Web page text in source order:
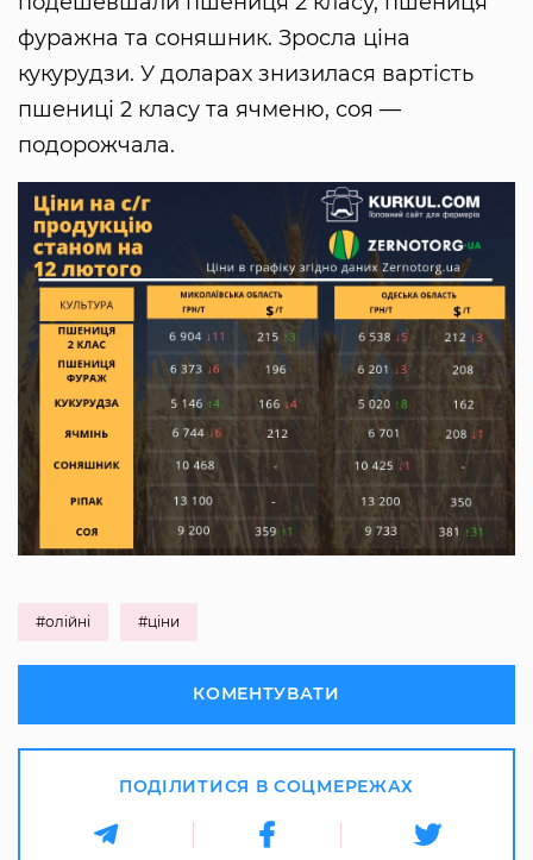
фуражна та соняшник. Зросла ціна
кукурудзи. У доларах знизилася вартість
пшениці 2 класу та ячменю, соя —
подорожчала.
#олійні #ціни
КОМЕНТУВАТИ
ПОДІЛИТИСЯ В СОЦМЕРЕЖАХ